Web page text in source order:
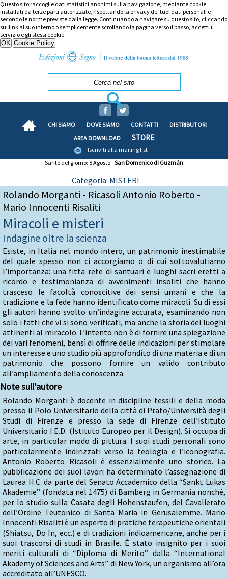
Questo sito raccoglie dati statistici anonimi sulla navigazione, mediante cookie
installati da terze parti autorizzate, rispettando la privacy dei tuoi dati personali e
secondo le norme previste dalla legge. Continuando a navigare su questo sito, cliccando
sui link al suo interno o semplicemente scrollando la pagina verso il basso, accetti il
servizio e gli stessi cookie.
CHI SIAMO DOVE SIAMO CONTATTI
DISTRIBUTORI
AREA DOWNLOAD
STORE
Iscriviti alla mailing list
Santo del giorno: 8 Agosto -San Domenico di Guzmán
Categoria: MISTERI
Rolando Morganti - Ricasoli Antonio Roberto -
Mario Innocenti Risaliti
Miracoli e misteri
Indagine oltre la scienza
Esiste, in Italia nel mondo intero, un patrimonio inestimabile
del quale spesso non ci accorgiamo o di cui sottovalutiamo
l’importanza: una fitta rete di santuari e luoghi sacri eretti a
ricordo e testimonianza di avvenimenti insoliti che hanno
trasceso le facoltà conoscitive dei sensi umani e che la
tradizione e la fede hanno identificato come miracoli. Su di essi
gli autori hanno svolto un’indagine accurata, esaminando non
solo i fatti che vi si sono verificati, ma anche la storia dei luoghi
attinenti al miracolo. L’intento non è di fornire una spiegazione
dei vari fenomeni, bensì di offrire delle indicazioni per stimolare
un interesse e uno studio più approfondito di una materia e di un
patrimonio che possono fornire un valido contributo
all’ampliamento della conoscenza.
Note sull'autore
Rolando Morganti è docente in discipline tessili e della moda
presso il Polo Universitario della città di Prato/Università degli
Studi di Firenze e presso la sede di Firenze dell’Istituto
Universitario I.E.D. (Istituto Europeo per il Design). Si occupa di
arte, in particolar modo di pittura. I suoi studi personali sono
particolarmente indirizzati verso la teologia e l’iconografia.
Antonio Roberto Ricasoli è essenzialmente uno storico. La
pubblicazione dei suoi lavori ha determinato l’assegnazione di
Laurea H.C. da parte del Senato Accademico della “Sankt Lukas
Akademie” (fondata nel 1475) di Bamberg in Germania nonché,
per lo studio sulla Casata degli Hohenstaufen, del Cavalierato
dell’Ordine Teutonico di Santa Maria in Gerusalemme. Mario
Innocenti Risaliti è un esperto di pratiche terapeutiche orientali
(Shiatsu, Do In, ecc.) e di tradizioni indioamericane, anche per i
suoi trascorsi di studi in Brasile. È stato insignito per i suoi
meriti culturali di “Diploma di Merito” dalla “International
Akademy of Sciences and Arts” di New York, un organismo all’ora
accreditato all’UNESCO.